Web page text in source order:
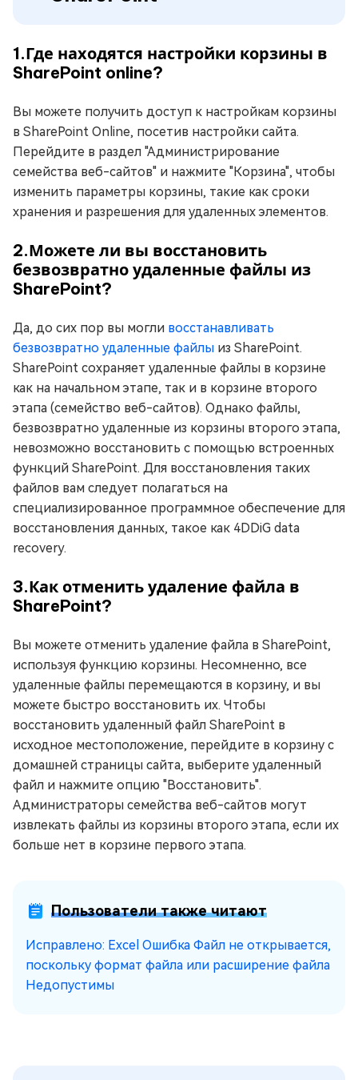
1.Где находятся настройки корзины в
SharePoint online?
Вы можете получить доступ к настройкам корзины
в SharePoint Online, посетив настройки сайта.
Перейдите в раздел "Администрирование
семейства веб-сайтов" и нажмите "Корзина", чтобы
изменить параметры корзины, такие как сроки
хранения и разрешения для удаленных элементов.
2.Можете ли вы восстановить
безвозвратно удаленные файлы из
SharePoint?
Да, до сих пор вы могли восстанавливать
безвозвратно удаленные файлы из SharePoint.
SharePoint сохраняет удаленные файлы в корзине
как на начальном этапе, так и в корзине второго
этапа (семейство веб-сайтов). Однако файлы,
безвозвратно удаленные из корзины второго этапа,
невозможно восстановить с помощью встроенных
функций SharePoint. Для восстановления таких
файлов вам следует полагаться на
специализированное программное обеспечение для
восстановления данных, такое как 4DDiG data
recovery.
3.Как отменить удаление файла в
SharePoint?
Вы можете отменить удаление файла в SharePoint,
используя функцию корзины. Несомненно, все
удаленные файлы перемещаются в корзину, и вы
можете быстро восстановить их. Чтобы
восстановить удаленный файл SharePoint в
исходное местоположение, перейдите в корзину с
домашней страницы сайта, выберите удаленный
файл и нажмите опцию "Восстановить".
Администраторы семейства веб-сайтов могут
извлекать файлы из корзины второго этапа, если их
больше нет в корзине первого этапа.
Пользователи также читают
Исправлено: Excel Ошибка Файл не открывается,
поскольку формат файла или расширение файла
Недопустимы